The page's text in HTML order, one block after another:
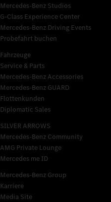
Mercedes-Benz Studios
G-Class Experience Center
Mercedes-Benz Driving Events
Probefahrt buchen
Fahrzeuge
Service & Parts
Mercedes-Benz Accessories
Mercedes‑Benz GUARD
Flottenkunden
Diplomatic Sales
SILVER ARROWS
Mercedes-Benz Community
AMG Private Lounge
Mercedes me ID
Mercedes-Benz Group
Karriere
Media Site